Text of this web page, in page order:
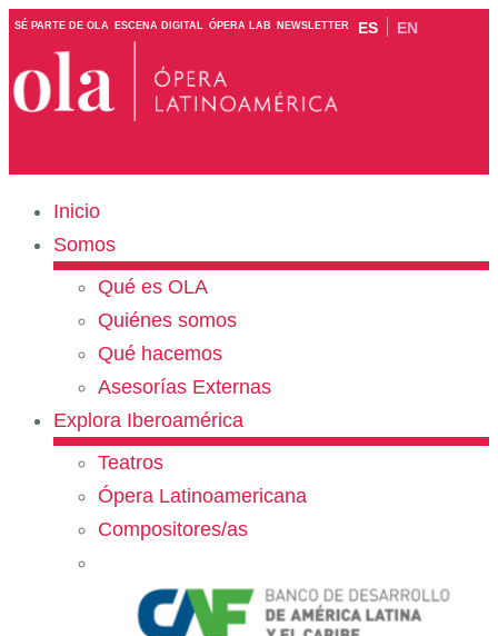
SÉ PARTE DE OLA ESCENA DIGITAL ÓPERA LAB NEWSLETTER ES EN
Inicio
Somos
Qué es OLA
Quiénes somos
Qué hacemos
Asesorías Externas
Explora Iberoamérica
Teatros
Ópera Latinoamericana
Compositores/as